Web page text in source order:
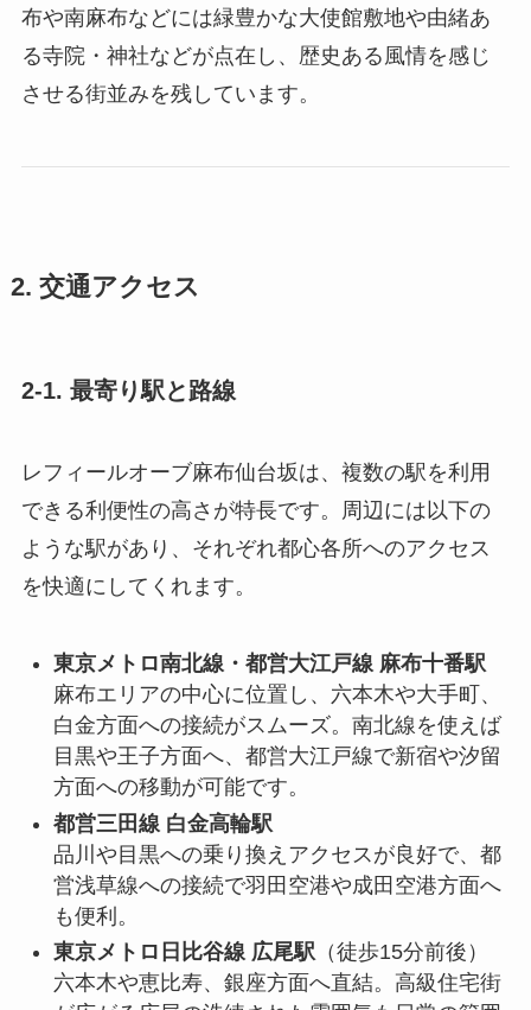
布や南麻布などには緑豊かな大使館敷地や由緒あ
る寺院・神社などが点在し、歴史ある風情を感じ
させる街並みを残しています。
2. 交通アクセス
2-1. 最寄り駅と路線
レフィールオーブ麻布仙台坂は、複数の駅を利用
できる利便性の高さが特長です。周辺には以下の
ような駅があり、それぞれ都心各所へのアクセス
を快適にしてくれます。
東京メトロ南北線・都営大江戸線 麻布十番駅
麻布エリアの中心に位置し、六本木や大手町、
白金方面への接続がスムーズ。南北線を使えば
目黒や王子方面へ、都営大江戸線で新宿や汐留
方面への移動が可能です。
都営三田線 白金高輪駅
品川や目黒への乗り換えアクセスが良好で、都
営浅草線への接続で羽田空港や成田空港方面へ
も便利。
東京メトロ日比谷線 広尾駅（徒歩15分前後）
六本木や恵比寿、銀座方面へ直結。高級住宅街